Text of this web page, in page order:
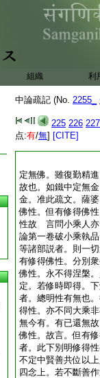
組織 利
中論疏記 (No. 2255_
225 226 227
点:有/無] [CITE]
定無佛。雖復勤精
故也。如鐵中定無
金。准此疏文。薩
佛性。但有修得佛
性故 言問小乘人亦
論第一卷破小乘執
等諸部説者。則一
有修得佛性。分別
佛性。永不得涅槃
定。若修時即得。
者。總明性有無也
得性。亦不同大乘
無今有。有已還無
佛性。故言。但有
者。此下別明修得
不定中賢善共位以
四念上。若不斷善